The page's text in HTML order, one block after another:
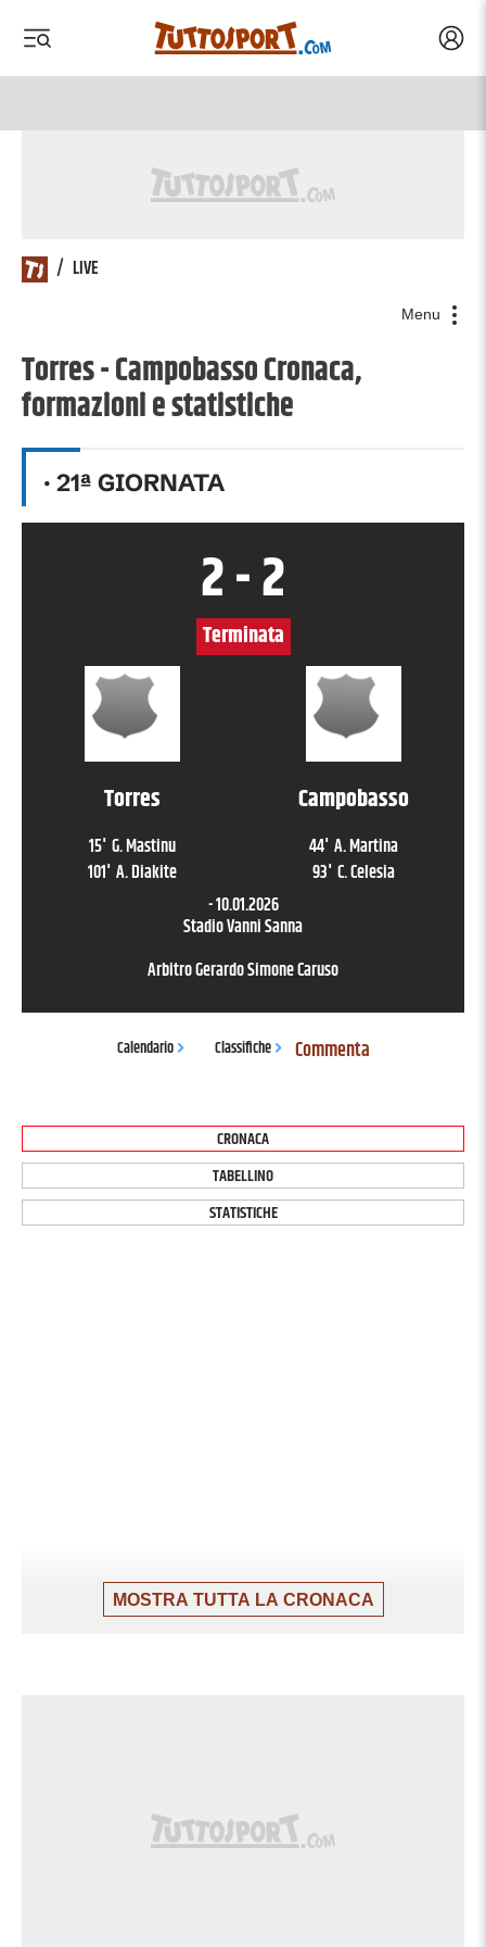
/ LIVE
Menu
Torres - Campobasso Cronaca,
formazioni e statistiche
· 21ª GIORNATA
Torres
15' G. Mastinu
101' A. Diakite
Campobasso
44' A. Martina
93' C. Celesia
2-2
Terminata
-10.01.2026
Stadio Vanni Sanna
ArbitroGerardo Simone Caruso
Calendario Classifiche Commenta
CRONACA
TABELLINO
STATISTICHE
MOSTRA TUTTA LA CRONACA